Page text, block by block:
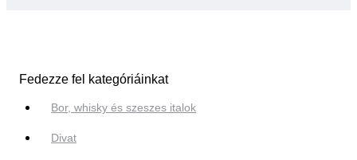
Fedezze fel kategóriáinkat
Bor, whisky és szeszes italok
Divat